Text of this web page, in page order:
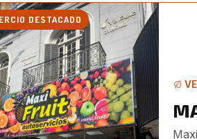
DESTACADO